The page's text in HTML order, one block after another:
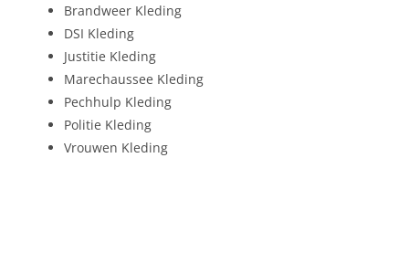
Brandweer Kleding
DSI Kleding
Justitie Kleding
Marechaussee Kleding
Pechhulp Kleding
Politie Kleding
Vrouwen Kleding